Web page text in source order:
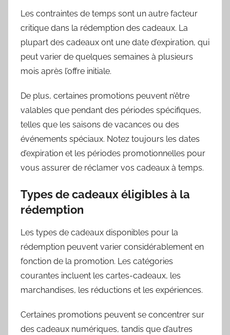
Les contraintes de temps sont un autre facteur
critique dans la rédemption des cadeaux. La
plupart des cadeaux ont une date d’expiration, qui
peut varier de quelques semaines à plusieurs
mois après l’offre initiale.
De plus, certaines promotions peuvent n’être
valables que pendant des périodes spécifiques,
telles que les saisons de vacances ou des
événements spéciaux. Notez toujours les dates
d’expiration et les périodes promotionnelles pour
vous assurer de réclamer vos cadeaux à temps.
Types de cadeaux éligibles à la
rédemption
Les types de cadeaux disponibles pour la
rédemption peuvent varier considérablement en
fonction de la promotion. Les catégories
courantes incluent les cartes-cadeaux, les
marchandises, les réductions et les expériences.
Certaines promotions peuvent se concentrer sur
des cadeaux numériques, tandis que d’autres